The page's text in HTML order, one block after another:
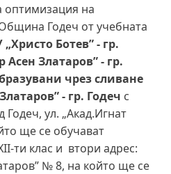
оптимизация на
Годеч от учебната
„Христо Ботев” - гр.
Златаров” - гр.
чрез сливане
- гр. Годеч с
ул. „Акад.Игнат
ще се обучават
ти клас и втори адрес:
№ 8, на който ще се